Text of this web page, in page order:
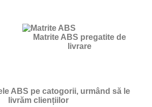
Matrite ABS pregatite de
livrare
ABS pe catogorii, urmând să le
livrăm cliențiilor